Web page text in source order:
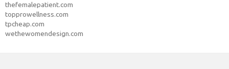
thefemalepatient.com
topprowellness.com
tpcheap.com
wethewomendesign.com